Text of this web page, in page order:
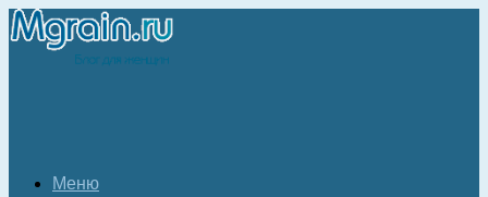
Меню